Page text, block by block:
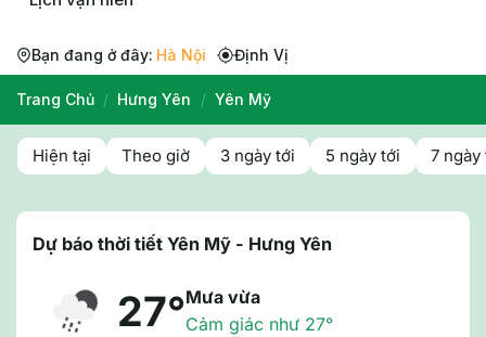
Bạn đang ở đây: Hà Nội Định Vị
Trang Chủ / Hưng Yên / Yên Mỹ
Hiện tại Theo giờ 3 ngày tới 5 ngày tới 7 ngày
Dự báo thời tiết Yên Mỹ - Hưng Yên
27°Mưa vừa
Cảm giác như 27°